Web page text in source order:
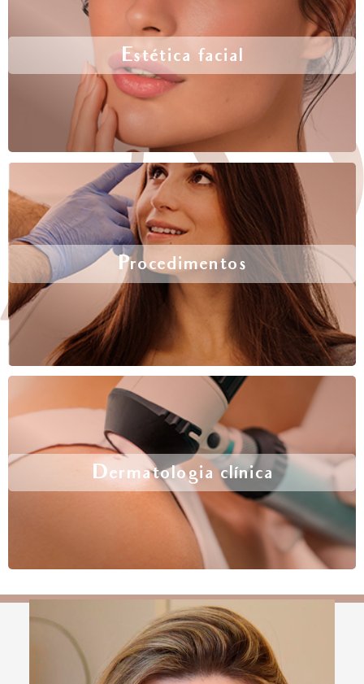
Estética facial
Procedimentos
Dermatologia clínica